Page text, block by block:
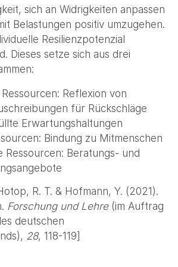
sich an Widrigkeiten anpassen
Belastungen positiv umzugehen.
Resilienzpotenzial
Dieses setze sich aus drei
Ressourcen: Reflexion von
für Rückschläge
Erwartungshaltungen
Bindung zu Mitmenschen
Ressourcen: Beratungs- und
R. T. & Hofmann, Y. (2021).
Forschung und Lehre(im Auftrag
deutschen
28, 118-119]